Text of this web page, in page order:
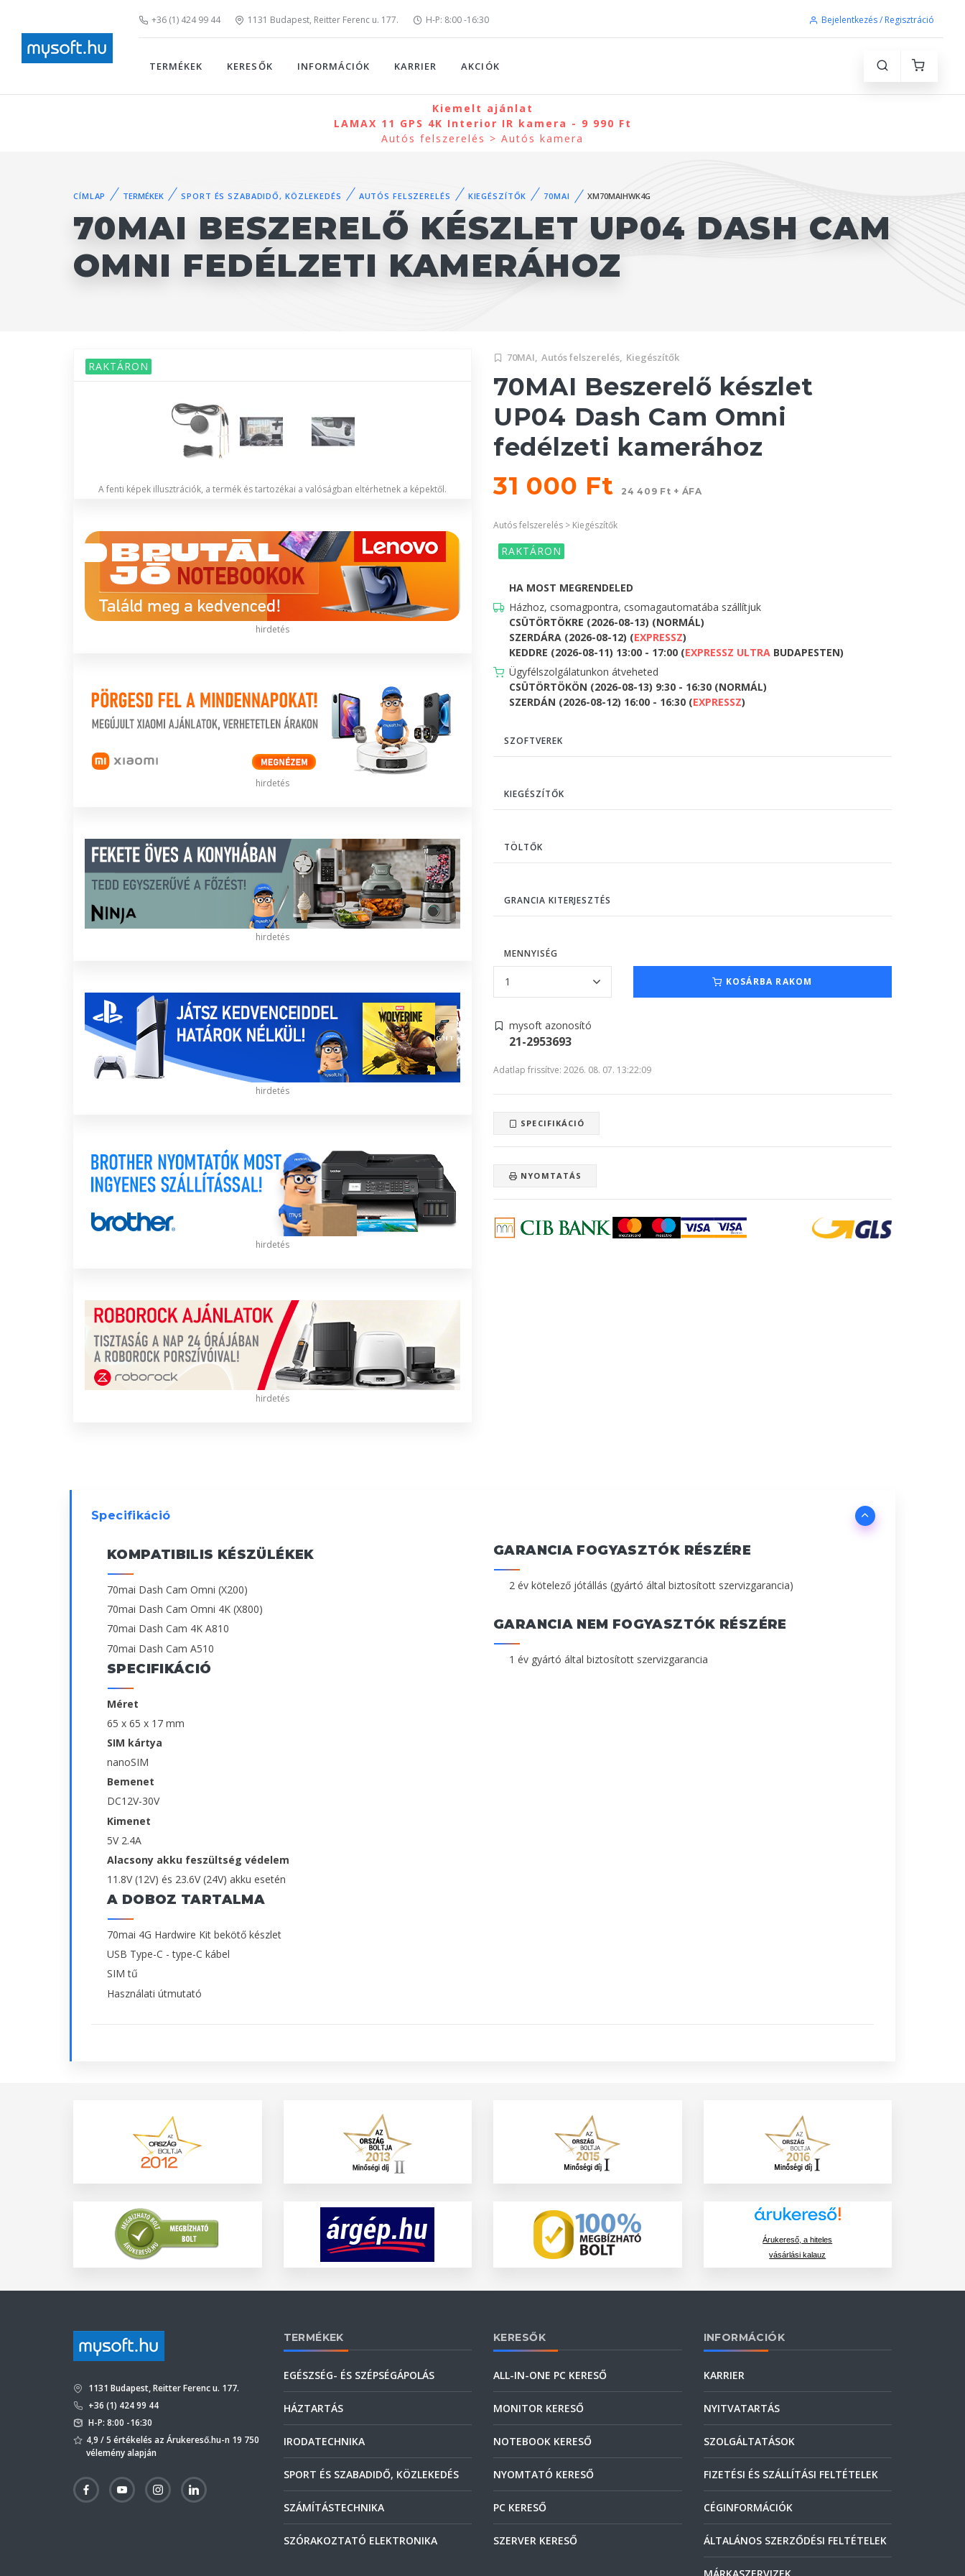
+36 (1) 424 99 44 1131 Budapest, Reitter Ferenc u. 177. H-P: 8:00 -16:30 Bejelentkezés / Regisztráció
TERMÉKEK KERESŐK INFORMÁCIÓK KARRIER AKCIÓK
Kiemelt ajánlat
LAMAX 11 GPS 4K Interior IR kamera - 9 990 Ft
Autós felszerelés > Autós kamera
CÍMLAP TERMÉKEK SPORT ÉS SZABADIDŐ, KÖZLEKEDÉS AUTÓS FELSZERELÉS KIEGÉSZÍTŐK 70MAI XM70MAIHWK4G
70MAI BESZERELŐ KÉSZLET UP04 DASH CAM
OMNI FEDÉLZETI KAMERÁHOZ
RAKTÁRON
A fenti képek illusztrációk, a termék és tartozékai a valóságban eltérhetnek a képektől.
hirdetés
hirdetés
hirdetés
hirdetés
hirdetés
hirdetés
70MAI, Autós felszerelés, Kiegészítők
70MAI Beszerelő készlet
UP04 Dash Cam Omni
fedélzeti kamerához
31 000 Ft
24 409 Ft + ÁFA
Autós felszerelés > Kiegészítők
RAKTÁRON
HA MOST MEGRENDELED
Házhoz, csomagpontra, csomagautomatába szállítjuk
CSÜTÖRTÖKRE (2026-08-13) (NORMÁL)
SZERDÁRA (2026-08-12) (EXPRESSZ)
KEDDRE (2026-08-11) 13:00 - 17:00 (EXPRESSZ ULTRA BUDAPESTEN)
Ügyfélszolgálatunkon átveheted
CSÜTÖRTÖKÖN (2026-08-13) 9:30 - 16:30 (NORMÁL)
SZERDÁN (2026-08-12) 16:00 - 16:30 (EXPRESSZ)
SZOFTVEREK
KIEGÉSZÍTŐK
TÖLTŐK
GRANCIA KITERJESZTÉS
MENNYISÉG
KOSÁRBA RAKOM
mysoft azonosító
21-2953693
Adatlap frissítve: 2026. 08. 07. 13:22:09
SPECIFIKÁCIÓ
NYOMTATÁS
Specifikáció
KOMPATIBILIS KÉSZÜLÉKEK
70mai Dash Cam Omni (X200)
70mai Dash Cam Omni 4K (X800)
70mai Dash Cam 4K A810
70mai Dash Cam A510
SPECIFIKÁCIÓ
Méret
65 x 65 x 17 mm
SIM kártya
nanoSIM
Bemenet
DC12V-30V
Kimenet
5V 2.4A
Alacsony akku feszültség védelem
11.8V (12V) és 23.6V (24V) akku esetén
A DOBOZ TARTALMA
70mai 4G Hardwire Kit bekötő készlet
USB Type-C - type-C kábel
SIM tű
Használati útmutató
GARANCIA FOGYASZTÓK RÉSZÉRE
2 év kötelező jótállás (gyártó által biztosított szervizgarancia)
GARANCIA NEM FOGYASZTÓK RÉSZÉRE
1 év gyártó által biztosított szervizgarancia
Árukereső, a hiteles
vásárlási kalauz
1131 Budapest, Reitter Ferenc u. 177.
+36 (1) 424 99 44
H-P: 8:00 -16:30
4,9 / 5 értékelés az Árukereső.hu-n 19 750
vélemény alapján
TERMÉKEK
EGÉSZSÉG- ÉS SZÉPSÉGÁPOLÁS
HÁZTARTÁS
IRODATECHNIKA
SPORT ÉS SZABADIDŐ, KÖZLEKEDÉS
SZÁMÍTÁSTECHNIKA
SZÓRAKOZTATÓ ELEKTRONIKA
KERESŐK
ALL-IN-ONE PC KERESŐ
MONITOR KERESŐ
NOTEBOOK KERESŐ
NYOMTATÓ KERESŐ
PC KERESŐ
SZERVER KERESŐ
INFORMÁCIÓK
KARRIER
NYITVATARTÁS
SZOLGÁLTATÁSOK
FIZETÉSI ÉS SZÁLLÍTÁSI FELTÉTELEK
CÉGINFORMÁCIÓK
ÁLTALÁNOS SZERZŐDÉSI FELTÉTELEK
MÁRKASZERVIZEK